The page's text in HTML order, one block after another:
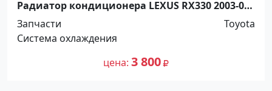
Радиатор кондиционера LEXUS RX330 2003-06
Краснодар
Запчасти
Toyota
Система охлаждения
цена 3 800